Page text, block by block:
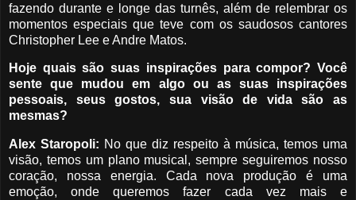
fazendo durante e longe das turnês, além de relembrar os
momentos especiais que teve com os saudosos cantores
Christopher Lee e Andre Matos.
Hoje quais são suas inspirações para compor? Você
sente que mudou em algo ou as suas inspirações
pessoais, seus gostos, sua visão de vida são as
mesmas?
Alex Staropoli: No que diz respeito à música, temos uma
visão, temos um plano musical, sempre seguiremos nosso
coração, nossa energia. Cada nova produção é uma
emoção, onde queremos fazer cada vez mais e